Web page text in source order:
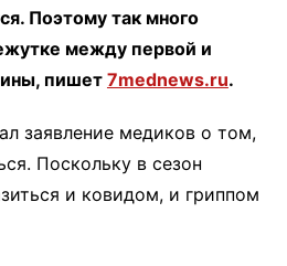
Поэтому так много
между первой и
пишет 7mednews.ru.
заявление медиков о том,
Поскольку в сезон
и ковидом, и гриппом